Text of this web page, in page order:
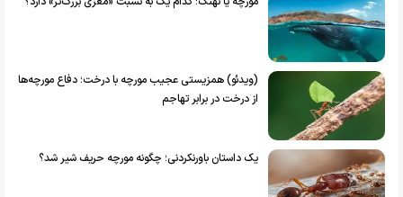
(ویدئو) همزیستی عجیب مورچه با درخت؛ دفاع مورچه‌ها
از درخت در برابر تهاجم
یک داستان باورنکردنی؛ چگونه مورچه حریف شیر شد؟